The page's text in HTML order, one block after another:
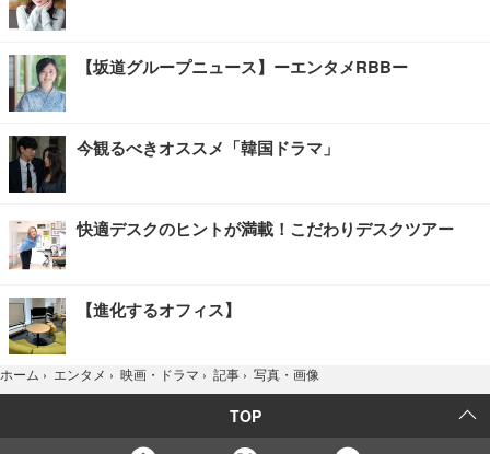
【坂道グループニュース】ーエンタメRBBー
今観るべきオススメ「韓国ドラマ」
快適デスクのヒントが満載！こだわりデスクツアー
【進化するオフィス】
ホーム › エンタメ › 映画・ドラマ › 記事 › 写真・画像
TOP